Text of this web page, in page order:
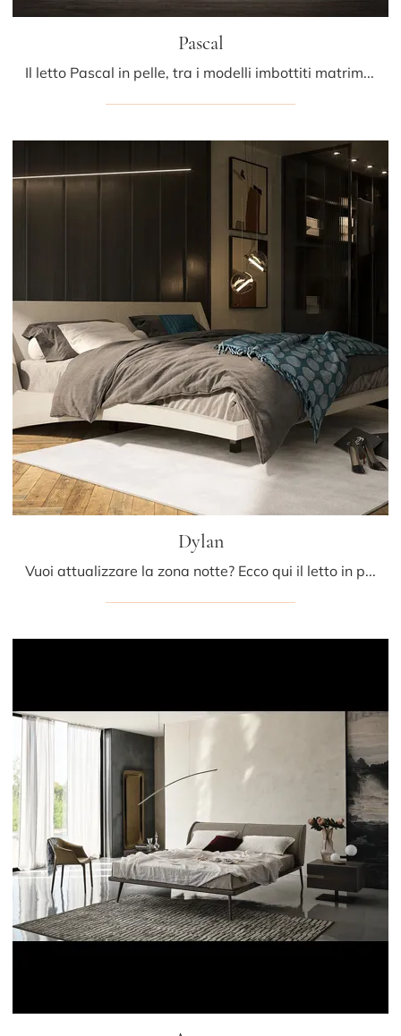
Pascal
Il letto Pascal in pelle, tra i modelli imbottiti matrimoniali design di Cattelan Italia, è perfetto per garantirti il relax totale.
Dylan
Vuoi attualizzare la zona notte? Ecco qui il letto in pelle Dylan di Cattelan Italia per spazi design.